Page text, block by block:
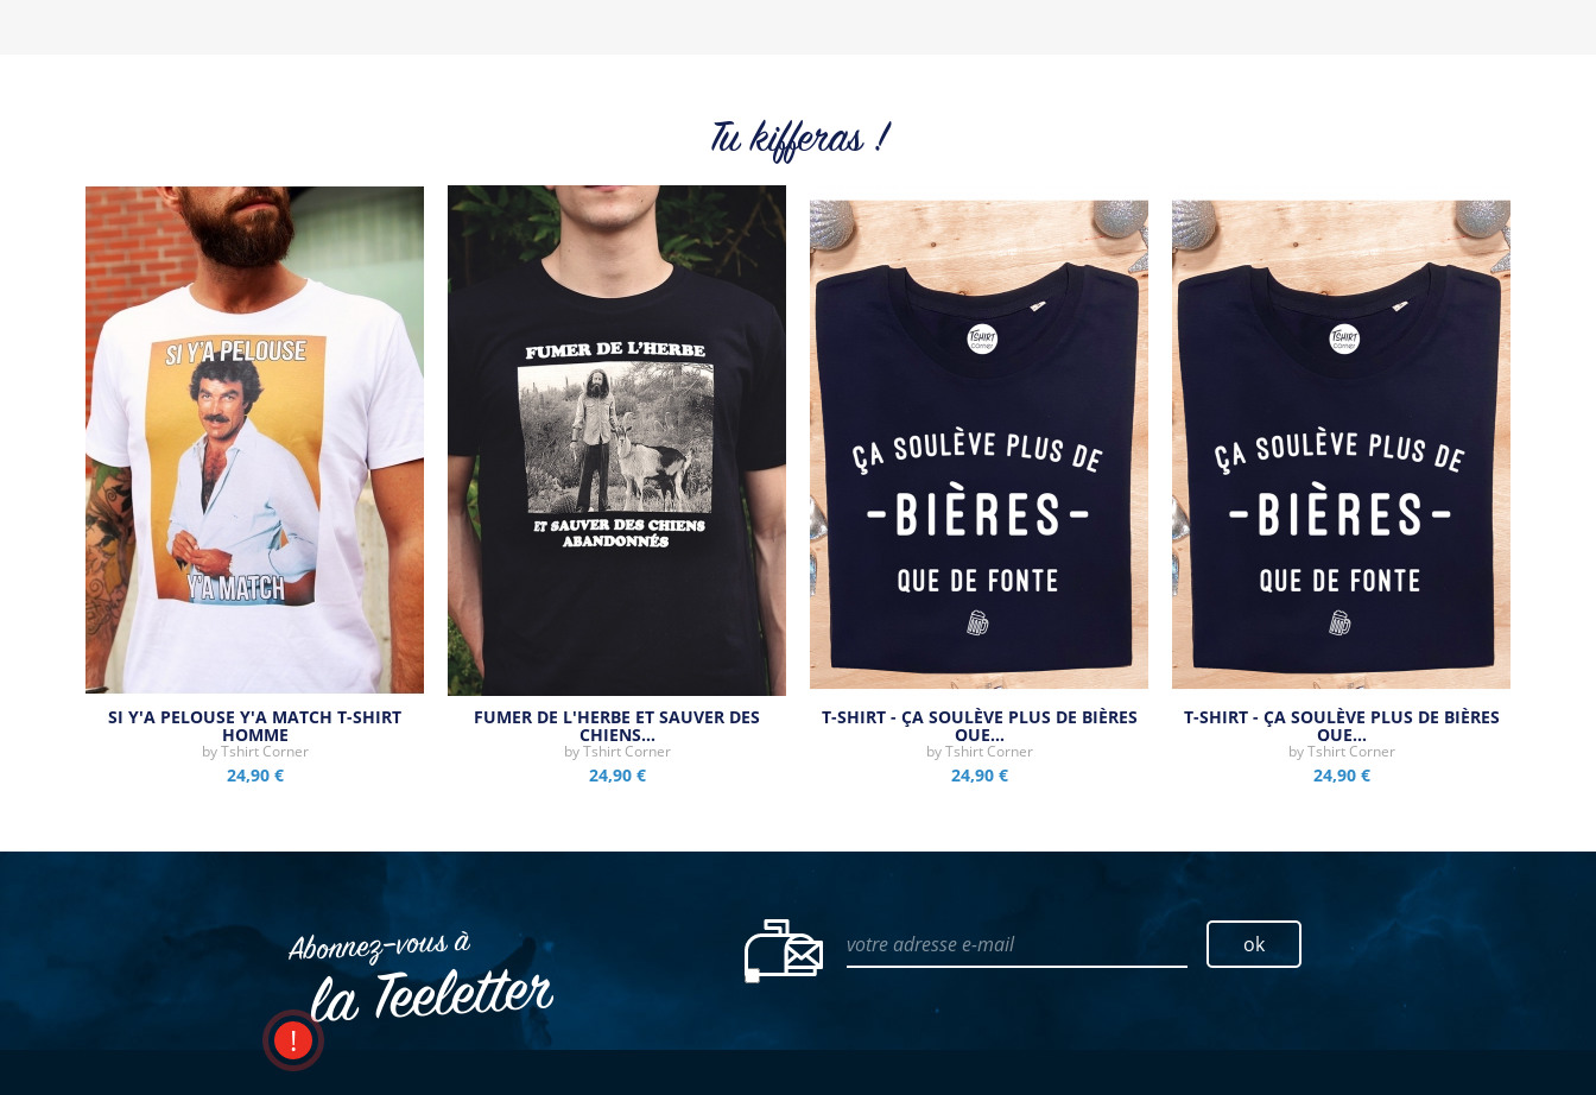
Tu kifferas !
SI Y'A PELOUSE Y'A MATCH T-SHIRT
HOMME
byTshirt Corner
24,90 €
FUMER DE L'HERBE ET SAUVER DES
CHIENS…
byTshirt Corner
24,90 €
T-SHIRT - ÇA SOULÈVE PLUS DE BIÈRES
QUE…
byTshirt Corner
24,90 €
T-SHIRT - ÇA SOULÈVE PLUS DE BIÈRES
QUE…
byTshirt Corner
24,90 €
Abonnez–vous à
la Teeletter
votre adresse e-mail ok